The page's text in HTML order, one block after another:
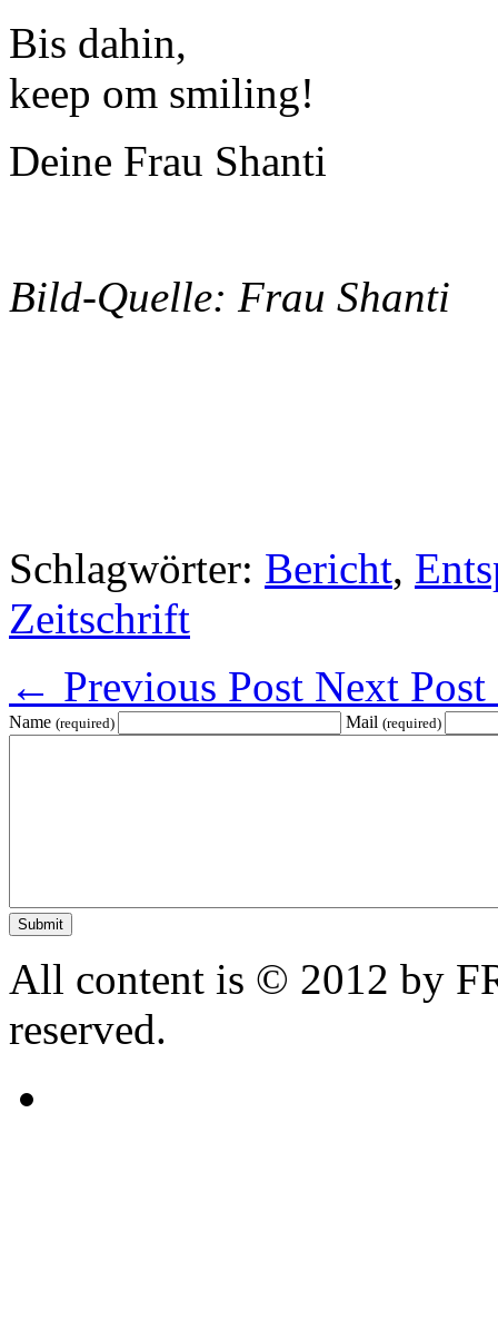
Bis dahin,
keep om smiling!
Deine Frau Shanti
Bild-Quelle: Frau Shanti
Schlagwörter: Bericht,
Zeitschrift
← Previous Post Next Post
Name (required) Mail (required)
All content is © 2012 by
reserved.